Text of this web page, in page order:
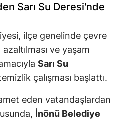
Sarı Su Deresi'nde
ilçe genelinde çevre
ve yaşam
Sarı Su
çalışması başlattı.
eden vatandaşlardan
İnönü Belediye